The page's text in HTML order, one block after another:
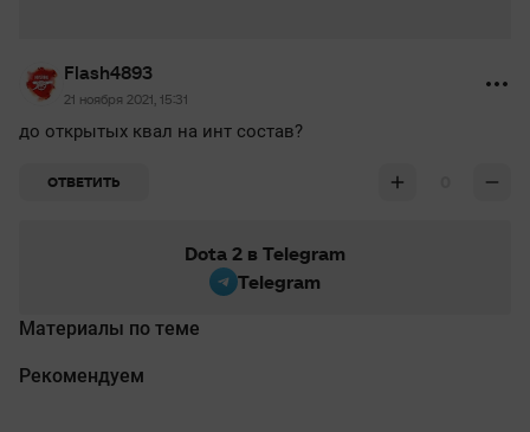
Flash4893
21 ноября 2021, 15:31
до открытых квал на инт состав?
ОТВЕТИТЬ
Dota 2 в Telegram
Telegram
Материалы по теме
Рекомендуем